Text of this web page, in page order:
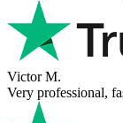
Victor M.
Very professional,